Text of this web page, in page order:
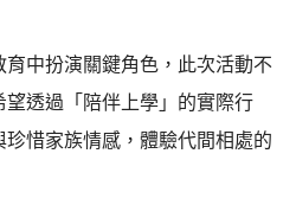
中扮演關鍵角色，此次活動不
透過「陪伴上學」的實際行
惜家族情感，體驗代間相處的